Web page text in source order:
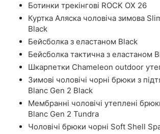
Ботинки трекінгові ROCK OX 26
Куртка Аляска чоловіча зимова
Black
Бейсболка з еластаном Black
Бейсболка тактична з еластаном
Шкарпетки Chameleon outdoor
Зимові чоловічі чорні брюки з
Blanc Gen 2 Black
Мембранні чоловічі утеплені
Blanc Gen 2 Tundra
Чоловічі брюки чорні Soft Shell